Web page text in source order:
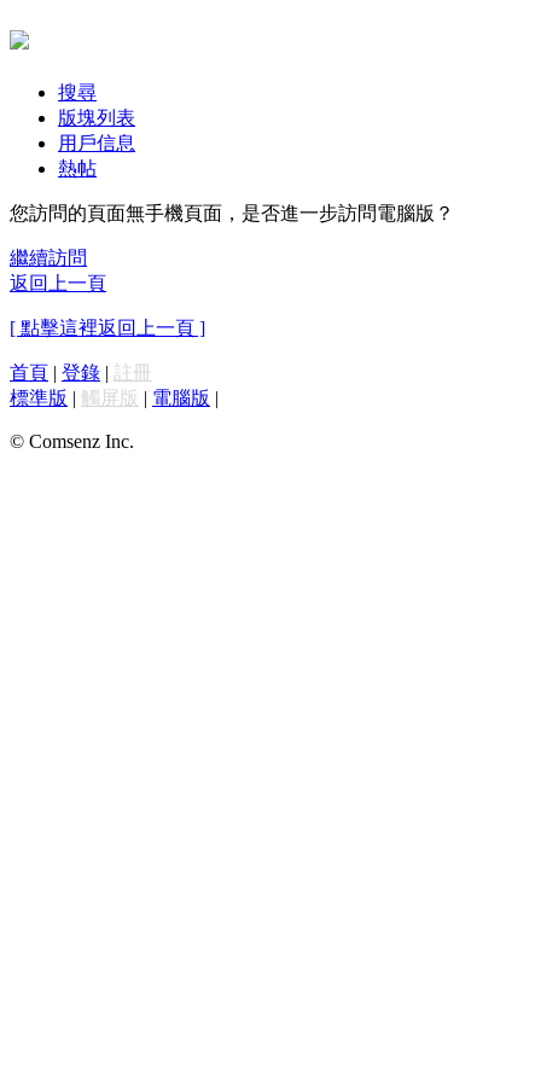
搜尋
版塊列表
用戶信息
熱帖
您訪問的頁面無手機頁面，是否進一步訪問電腦版？
繼續訪問
返回上一頁
[ 點擊這裡返回上一頁 ]
首頁 | 登錄 | 註冊
標準版 | 觸屏版 | 電腦版 |
© Comsenz Inc.